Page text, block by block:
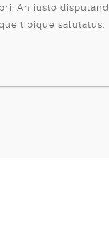
An iusto
tibique salutatus.